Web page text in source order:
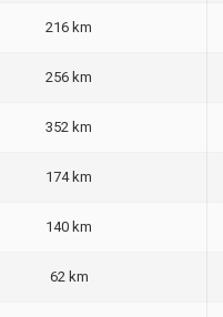
216 km
256 km
352 km
174 km
140 km
62 km